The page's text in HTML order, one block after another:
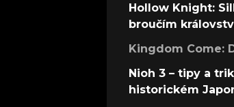
Hollow Knight:
broučím
Kingdom Come:
Nioh 3 – tipy a
historickém